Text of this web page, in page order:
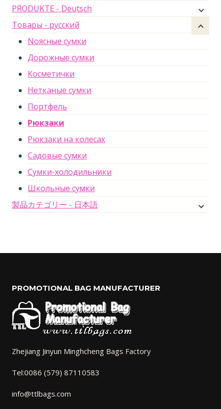
PRODUKTE - Deutsch
Товары - русский
Nоясные сумки
Дорожные сумки
Косметички
Нетканые сумки
Портфель
Рюкзаки
Рюкзаки на колесах
Садовые сумки
Сумки-холодильники
Школьные сумки
製品カテゴリー - 日本語
PROMOTIONAL BAG MANUFACTURER
Zhejiang Jinyun Minghcheng Bags Factory
Tel:0086 (579) 87110583
info@ttlbags.com